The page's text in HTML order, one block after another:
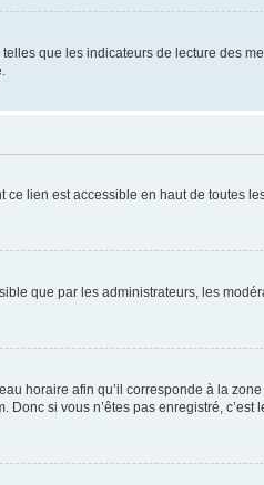
que les indicateurs de lecture des
ce lien est accessible en haut de toutes
que par les administrateurs, les
horaire afin qu’il corresponde à la
si vous n’êtes pas enregistré, c’est